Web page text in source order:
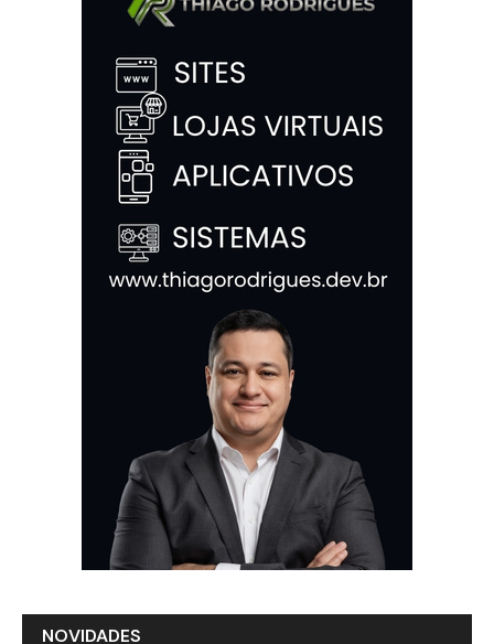
NOVIDADES